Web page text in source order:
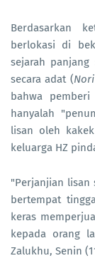
Berdasarkan
berlokasi di
sejarah
secara adat (
bahwa
hanyalah
lisan oleh
keluarga HZ
"Perjanjian lisan
bertempat
keras
kepada orang
Zalukhu, Senin